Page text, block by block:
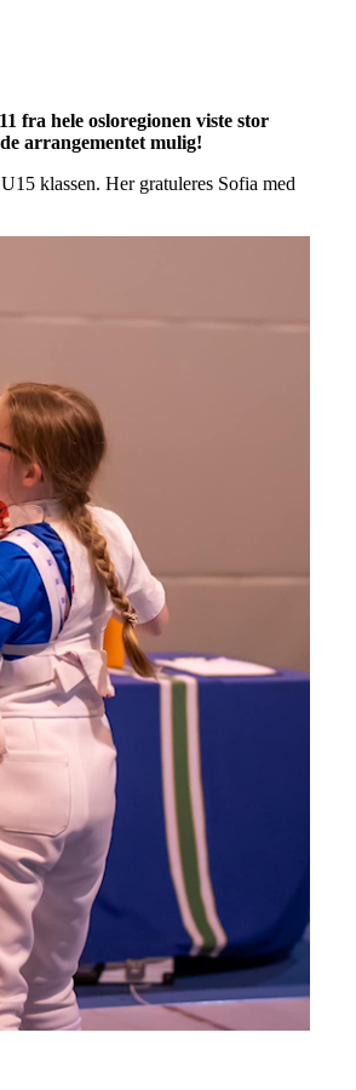
fra hele osloregionen viste stor
arrangementet mulig!
klassen. Her gratuleres Sofia med